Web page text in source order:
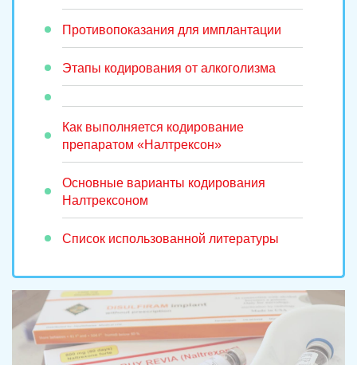
Противопоказания для имплантации
Этапы кодирования от алкоголизма
Как выполняется кодирование
препаратом «Налтрексон»
Основные варианты кодирования
Налтрексоном
Список использованной литературы